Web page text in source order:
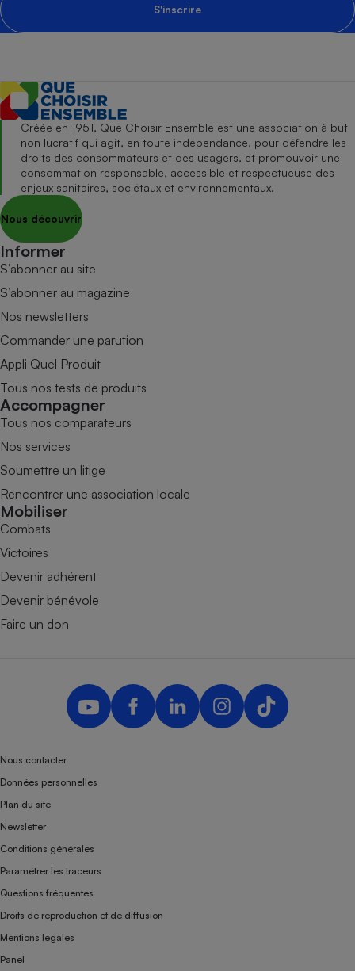
S'inscrire
Créée en 1951, Que Choisir Ensemble est une association à but
non lucratif qui agit, en toute indépendance, pour défendre les
droits des consommateurs et des usagers, et promouvoir une
consommation responsable, accessible et respectueuse des
enjeux sanitaires, sociétaux et environnementaux.
Nous découvrir
Informer
S’abonner au site
S’abonner au magazine
Nos newsletters
Commander une parution
Appli Quel Produit
Tous nos tests de produits
Accompagner
Tous nos comparateurs
Nos services
Soumettre un litige
Rencontrer une association locale
Mobiliser
Combats
Victoires
Devenir adhérent
Devenir bénévole
Faire un don
Nous contacter
Données personnelles
Plan du site
Newsletter
Conditions générales
Paramétrer les traceurs
Questions fréquentes
Droits de reproduction et de diffusion
Mentions légales
Panel